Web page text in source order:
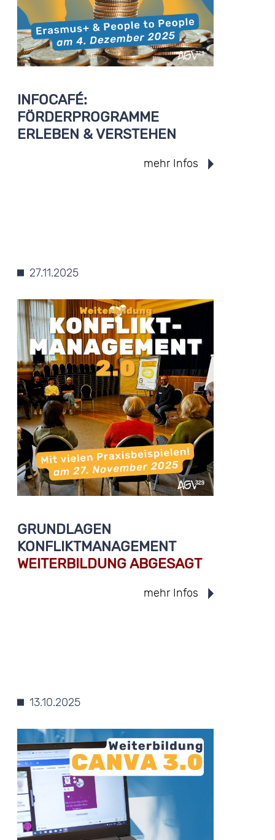
INFOCAFÉ:
FÖRDERPROGRAMME
ERLEBEN & VERSTEHEN
mehr Infos
27.11.2025
GRUNDLAGEN
KONFLIKTMANAGEMENT
WEITERBILDUNG ABGESAGT
mehr Infos
13.10.2025